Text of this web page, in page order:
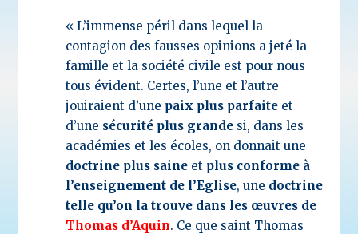
« L’immense péril dans lequel la
contagion des fausses opinions a jeté la
famille et la société civile est pour nous
tous évident. Certes, l’une et l’autre
jouiraient d’une paix plus parfaite et
d’une sécurité plus grande si, dans les
académies et les écoles, on donnait une
doctrine plus saine et plus conforme à
l’enseignement de l’Eglise, une doctrine
telle qu’on la trouve dans les œuvres de
Thomas d’Aquin. Ce que saint Thomas